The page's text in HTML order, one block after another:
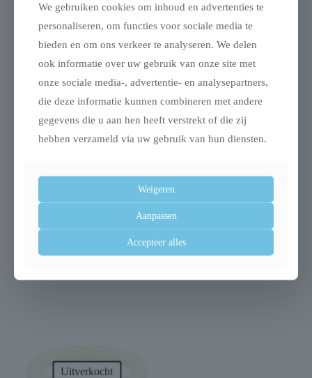
Gerelateerde producten
Trixie hondendeken
kenny fleece bot /
Trixie trap lichtgrijs
Uitverkocht
We gebruiken cookies om inhoud en advertenties te
personaliseren, om functies voor sociale media te
bieden en om ons verkeer te analyseren. We delen
ook informatie over uw gebruik van onze site met
onze sociale media-, advertentie- en analysepartners,
die deze informatie kunnen combineren met andere
gegevens die u aan hen heeft verstrekt of die zij
hebben verzameld via uw gebruik van hun diensten.
Weigeren
Aanpassen
Accepteer alles